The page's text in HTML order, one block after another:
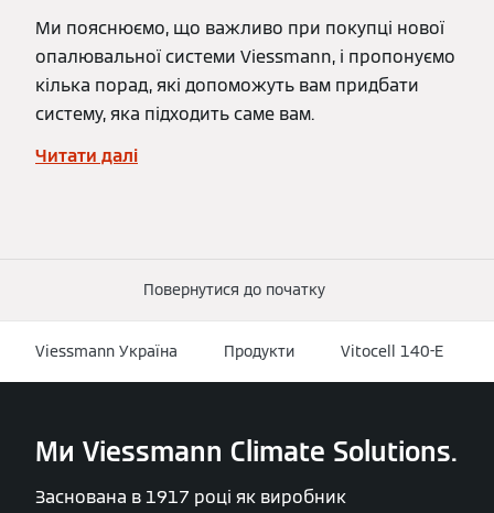
Ми пояснюємо, що важливо при покупці нової
опалювальної системи Viessmann, і пропонуємо
кілька порад, які допоможуть вам придбати
систему, яка підходить саме вам.
Читати далі
Повернутися до початку
Viessmann Україна Продукти Vitocell 140-E
Ми Viessmann Climate Solutions.
Заснована в 1917 році як виробник